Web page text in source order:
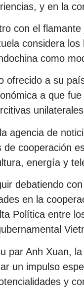
y en la
con el
considera
como
ofrecido a su
a que
agencia de
cooperación
energía y
debatiendo
en la
Política entre
par Anh Xuan,
un impulso
y